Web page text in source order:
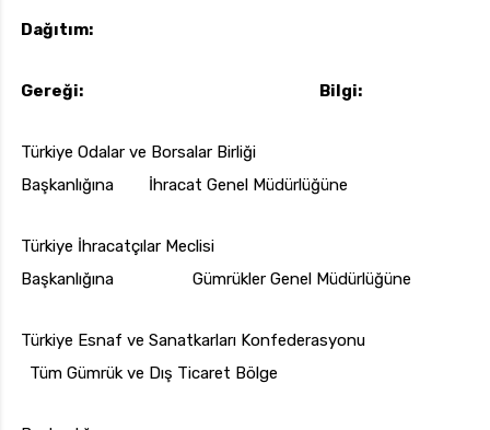
Dağıtım:
Gereği: Bilgi:
Türkiye Odalar ve Borsalar Birliği
Başkanlığına İhracat Genel Müdürlüğüne
Türkiye İhracatçılar Meclisi
Başkanlığına Gümrükler Genel Müdürlüğüne
Türkiye Esnaf ve Sanatkarları Konfederasyonu
Tüm Gümrük ve Dış Ticaret Bölge